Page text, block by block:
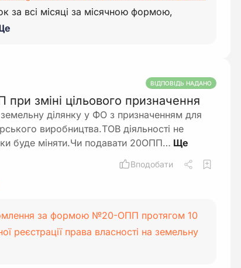
за всі місяці за місячною формою,
ВІДПОВІДЬ НАДАНО
зміні цільового призначення
ділянку у ФО з призначенням для
виробництва.ТОВ діяльності не
буде міняти.Чи подавати 20ОПП…
Вподобати
за формою №20-ОПП протягом 10
реєстрації права власності на земельну